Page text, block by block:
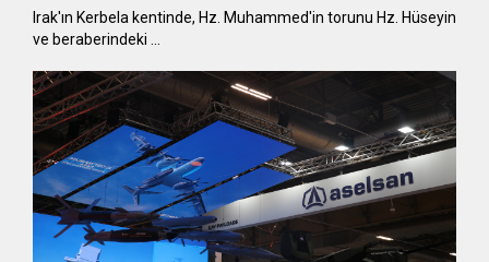
Irak'ın Kerbela kentinde, Hz. Muhammed'in torunu Hz. Hüseyin
ve beraberindeki …